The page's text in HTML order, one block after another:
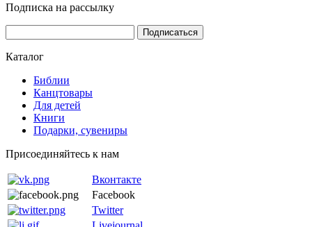
Подписка на рассылку
Каталог
Библии
Канцтовары
Для детей
Книги
Подарки, сувениры
Присоединяйтесь к нам
Вконтакте
Facebook
Twitter